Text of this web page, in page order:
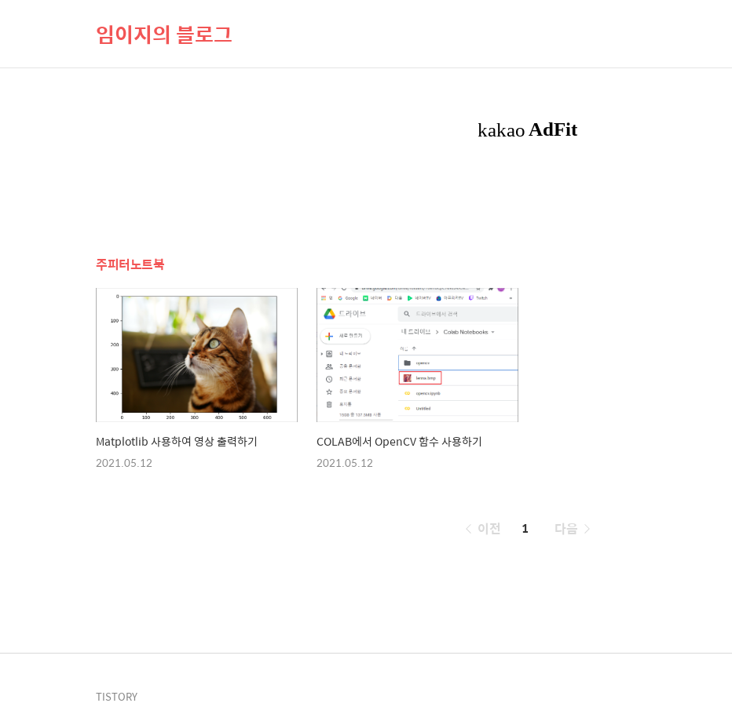
임이지의 블로그
주피터노트북
Matplotlib 사용하여 영상 출력하기
2021.05.12
COLAB에서 OpenCV 함수 사용하기
2021.05.12
페
이전 1 다음
TISTORY